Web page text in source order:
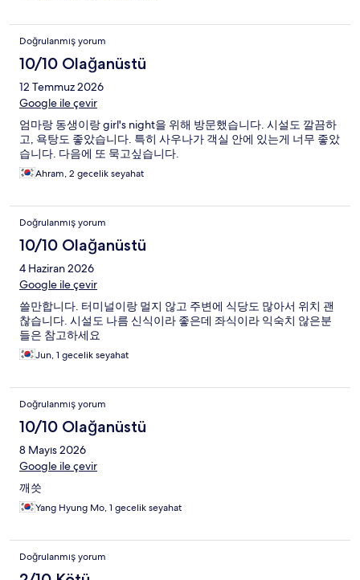
Doğrulanmış yorum
10/10 Olağanüstü
12 Temmuz 2026
Google ile çevir
엄마랑 동생이랑 girl's night을 위해 방문했습니다. 시설도 깔끔하
고, 욕탕도 좋았습니다. 특히 사우나가 객실 안에 있는게 너무 좋았
습니다. 다음에 또 묵고싶습니다.
Ahram, 2 gecelik seyahat
Doğrulanmış yorum
10/10 Olağanüstü
4 Haziran 2026
Google ile çevir
쓸만합니다. 터미널이랑 멀지 않고 주변에 식당도 많아서 위치 괜
찮습니다. 시설도 나름 신식이라 좋은데 좌식이라 익숙치 않은분
들은 참고하세요
Jun, 1 gecelik seyahat
Doğrulanmış yorum
10/10 Olağanüstü
8 Mayıs 2026
Google ile çevir
깨씃
Yang Hyung Mo, 1 gecelik seyahat
Doğrulanmış yorum